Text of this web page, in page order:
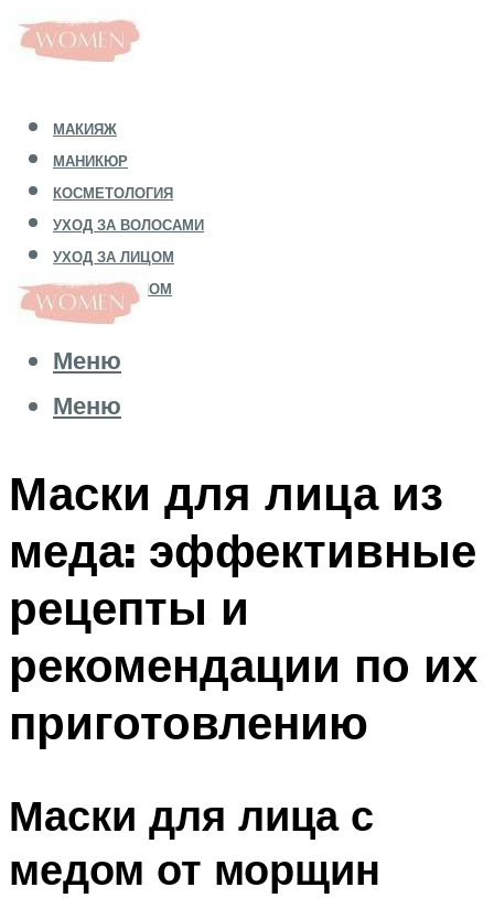
МАКИЯЖ
МАНИКЮР
КОСМЕТОЛОГИЯ
УХОД ЗА ВОЛОСАМИ
УХОД ЗА ЛИЦОМ
УХОД ЗА ТЕЛОМ
Меню
Меню
Маски для лица из
меда: эффективные
рецепты и
рекомендации по их
приготовлению
Маски для лица с
медом от морщин